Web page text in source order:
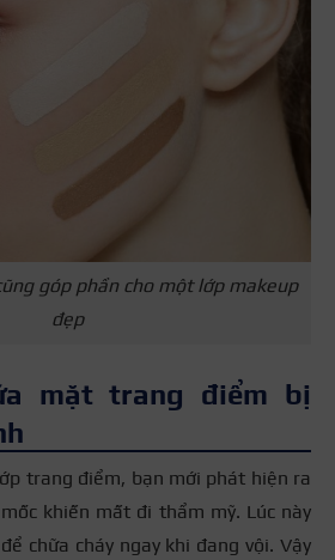
góp phần cho một lớp makeup
đẹp
mặt trang điểm bị
trang điểm, bạn mới phát hiện ra
khiến mất đi thẩm mỹ. Lúc này
chữa cháy ngay khi đang vội. Vậy